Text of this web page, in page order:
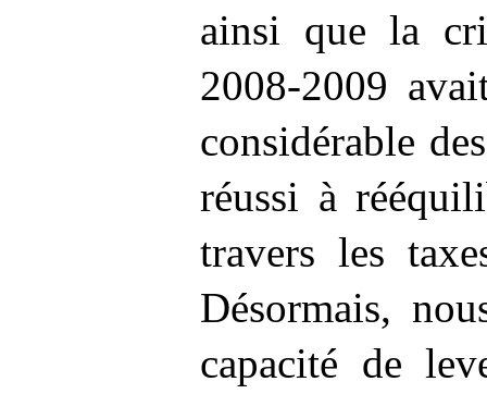
ainsi que la
2008‑2009
considérable
réussi à
travers les
Désormais,
capacité de